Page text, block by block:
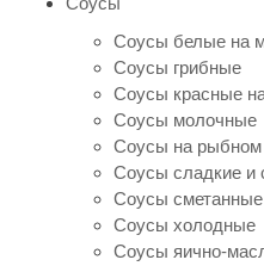
Соусы белые на
Соусы грибные
Соусы красные
Соусы молочные
Соусы на рыбном
Соусы сладкие и
Соусы сметанные
Соусы холодные
Соусы яично-